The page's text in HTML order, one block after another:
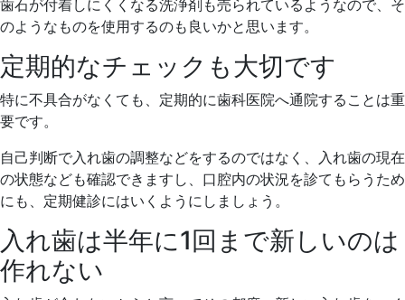
歯石が付着しにくくなる洗浄剤も売られているようなので、そ
のようなものを使用するのも良いかと思います。
定期的なチェックも大切です
特に不具合がなくても、定期的に歯科医院へ通院することは重
要です。
自己判断で入れ歯の調整などをするのではなく、入れ歯の現在
の状態なども確認できますし、口腔内の状況を診てもらうため
にも、定期健診にはいくようにしましょう。
入れ歯は半年に1回まで新しいのは
作れない